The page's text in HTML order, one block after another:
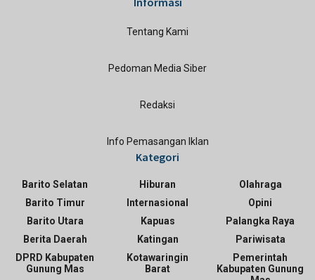
Tentang Kami
Pedoman Media Siber
Redaksi
Info Pemasangan Iklan
Kategori
Barito Selatan
Barito Timur
Barito Utara
Berita Daerah
DPRD Kabupaten
Gunung Mas
Hiburan
Internasional
Kapuas
Katingan
Kotawaringin
Barat
Olahraga
Opini
Palangka Raya
Pariwisata
Pemerintah
Kabupaten Gunung